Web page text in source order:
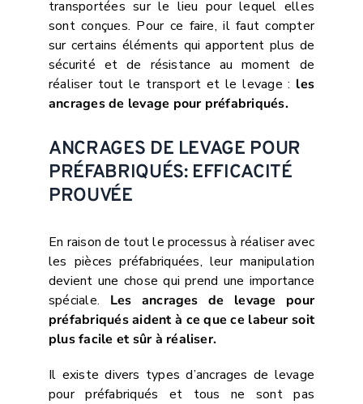
transportées sur le lieu pour lequel elles
sont conçues. Pour ce faire, il faut compter
sur certains éléments qui apportent plus de
sécurité et de résistance au moment de
réaliser tout le transport et le levage : les
ancrages de levage pour préfabriqués.
ANCRAGES DE LEVAGE POUR
PRÉFABRIQUÉS: EFFICACITÉ
PROUVÉE
En raison de tout le processus à réaliser avec
les pièces préfabriquées, leur manipulation
devient une chose qui prend une importance
spéciale. Les ancrages de levage pour
préfabriqués aident à ce que ce labeur soit
plus facile et sûr à réaliser.
Il existe divers types d’ancrages de levage
pour préfabriqués et tous ne sont pas